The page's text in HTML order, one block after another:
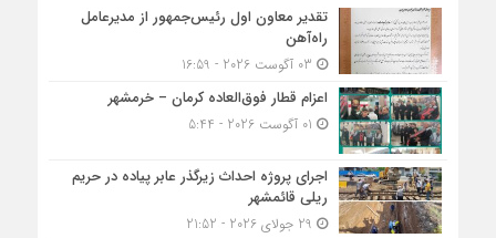
تقدیر معاون اول رئیس‌جمهور از مدیرعامل
راه‌آهن
اعزام قطار فوق‌العاده کرمان – خرمشهر
اجرای پروژه احداث زیرگذر عابر پیاده در حریم
ریلی قائمشهر